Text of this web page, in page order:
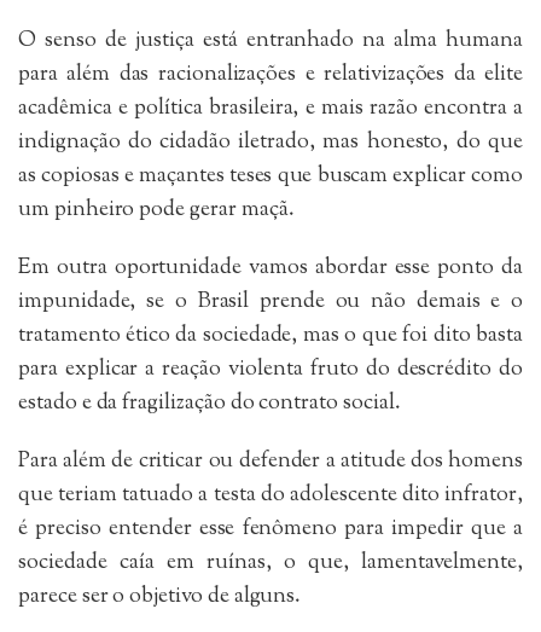
O senso de justiça está entranhado na alma humana
para além das racionalizações e relativizações da elite
acadêmica e política brasileira, e mais razão encontra a
indignação do cidadão iletrado, mas honesto, do que
as copiosas e maçantes teses que buscam explicar como
um pinheiro pode gerar maçã.
Em outra oportunidade vamos abordar esse ponto da
impunidade, se o Brasil prende ou não demais e o
tratamento ético da sociedade, mas o que foi dito basta
para explicar a reação violenta fruto do descrédito do
estado e da fragilização do contrato social.
Para além de criticar ou defender a atitude dos homens
que teriam tatuado a testa do adolescente dito infrator,
é preciso entender esse fenômeno para impedir que a
sociedade caía em ruínas, o que, lamentavelmente,
parece ser o objetivo de alguns.